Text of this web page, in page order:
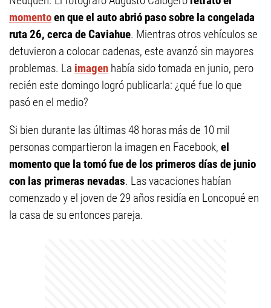
momentoen que el auto abrió paso sobre la congelada
ruta 26, cerca de Caviahue. Mientras otros vehículos se
detuvieron a colocar cadenas, este avanzó sin mayores
problemas. La imagen había sido tomada en junio, pero
recién este domingo logró publicarla: ¿qué fue lo que
pasó en el medio?
Si bien durante las últimas 48 horas más de 10 mil
personas compartieron la imagen en Facebook, el
momento que la tomó fue de los primeros días de junio
con las primeras nevadas. Las vacaciones habían
comenzado y el joven de 29 años residía en Loncopué en
la casa de su entonces pareja.